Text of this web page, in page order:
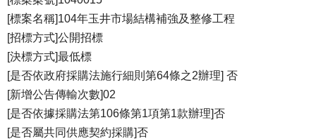
[標案名稱]104年玉井市場結構補強及整修工程
[招標方式]公開招標
[決標方式]最低標
[是否依政府採購法施行細則第64條之2辦理] 否
[新增公告傳輸次數]02
[是否依據採購法第106條第1項第1款辦理]否
[是否屬共同供應契約採購]否